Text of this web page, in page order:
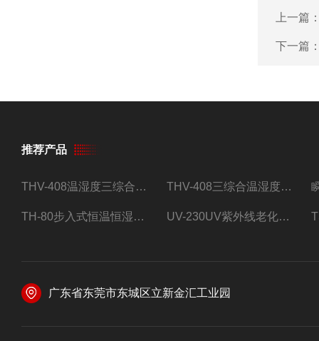
上一篇
下一篇
推荐产品
THV-408温湿度三综合试验箱 THV-408三综合温湿度振动试验箱
TH-80步入式恒温恒湿试验房 UV-230UV紫外线老化试验箱
广东省东莞市东城区立新金汇工业园